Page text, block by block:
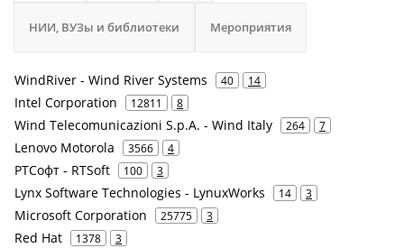
НИИ, ВУЗы и библиотеки Мероприятия
WindRiver - Wind River Systems 40 14
Intel Corporation 12811 8
Wind Telecomunicazioni S.p.A. - Wind Italy 264 7
Lenovo Motorola 3566 4
РТСофт - RTSoft 100 3
Lynx Software Technologies - LynuxWorks 14 3
Microsoft Corporation 25775 3
Red Hat 1378 3